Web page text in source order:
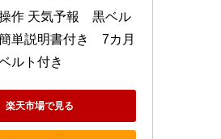
作 天気予報　黒ベル
単説明書付き　7カ月
ルト付き
楽天市場で見る